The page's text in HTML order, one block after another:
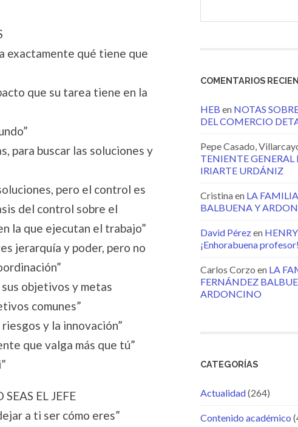
exactamente qué tiene que
que su tarea tiene en la
para buscar las soluciones y
pero el control es
del control sobre el
la que ejecutan el trabajo”
jerarquía y poder, pero no
objetivos y metas
comunes”
y la innovación”
que valga más que tú”
EL JEFE
a ti ser cómo eres”
COMENTARIOS
HEB en NOTAS
DEL COMERCIO
Pepe Casado,
TENIENTE GENERAL
IRIARTE URDÁNIZ
Cristinaen LA
BALBUENA Y
David Pérezen
¡Enhorabuena profesor!
Carlos Corzo en LA
FERNÁNDEZ
ARDONCINO
CATEGORÍAS
Actualidad(264)
Contenido académico